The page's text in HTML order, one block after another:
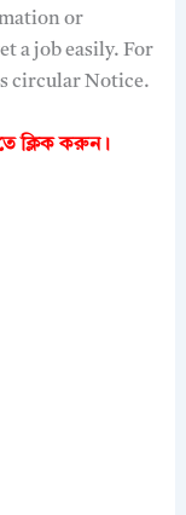
or
a job easily. For
circular Notice.
ক্লিক করুন।